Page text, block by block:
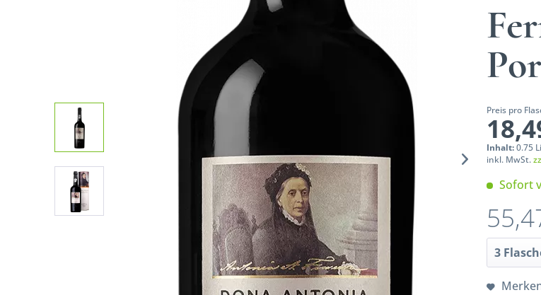
Preis pro
Inhalt:0.75
inkl. MwSt.
Sofort